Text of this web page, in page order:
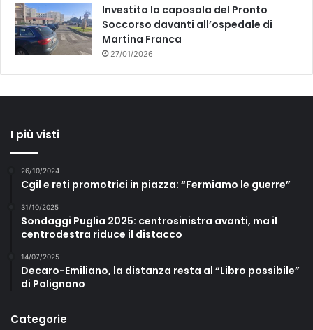
Investita la caposala del Pronto
Soccorso davanti all’ospedale di
Martina Franca
27/01/2026
I più visti
26/10/2024
Cgil e reti promotrici in piazza: “Fermiamo le guerre”
31/10/2025
Sondaggi Puglia 2025: centrosinistra avanti, ma il
centrodestra riduce il distacco
14/07/2025
Decaro-Emiliano, la distanza resta al “Libro possibile”
di Polignano
Categorie